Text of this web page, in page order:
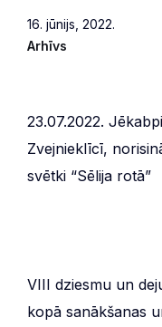
16. jūnijs, 2022.
Arhīvs
23.07.2022.
Zvejnieklīcī,
svētki “Sēlija rotā”
VIII dziesmu un
kopā sanākšanas